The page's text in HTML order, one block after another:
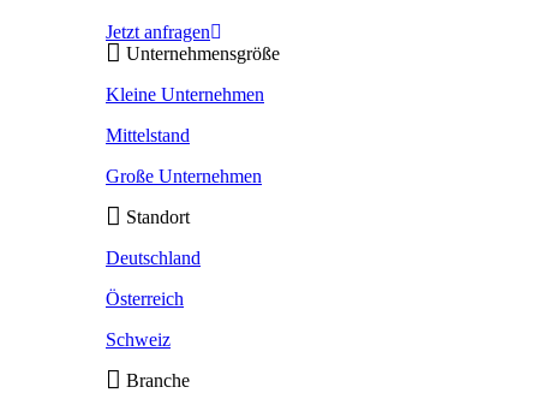
Jetzt anfragen
Unternehmensgröße
Kleine Unternehmen
Mittelstand
Große Unternehmen
Standort
Deutschland
Österreich
Schweiz
Branche